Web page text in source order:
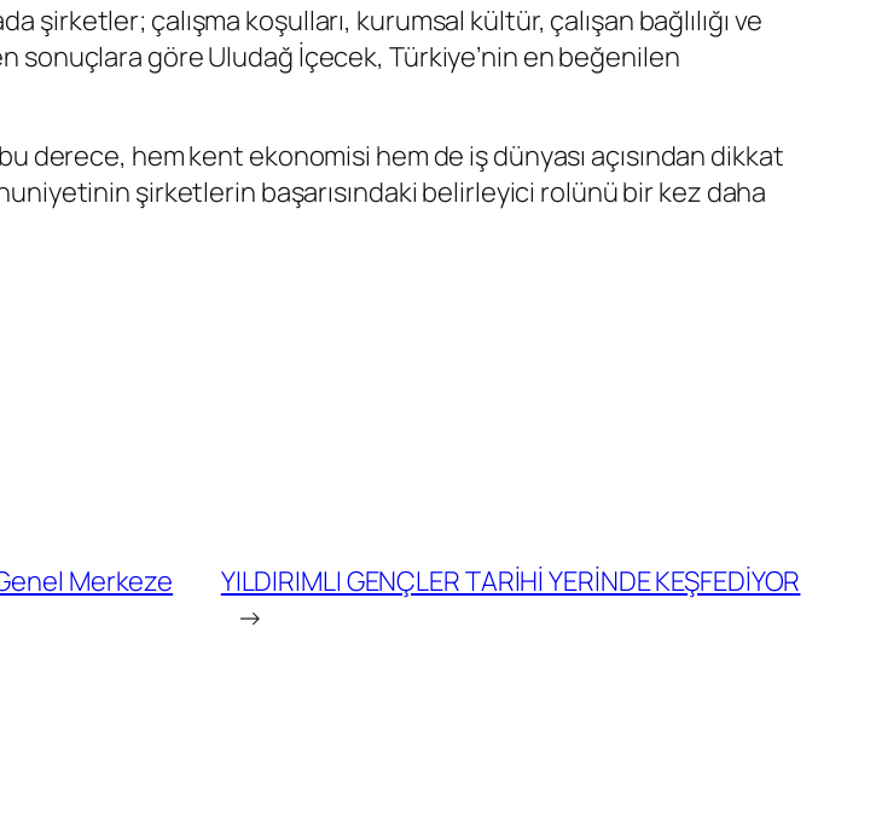
şirketler; çalışma koşulları, kurumsal kültür, çalışan bağlılığı ve
göre Uludağ İçecek, Türkiye’nin en beğenilen
derece, hem kent ekonomisi hem de iş dünyası açısından dikkat
şirketlerin başarısındaki belirleyici rolünü bir kez daha
Merkeze
YILDIRIMLI GENÇLER TARİHİ YERİNDE KEŞFEDİYOR
→